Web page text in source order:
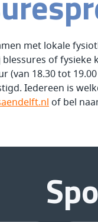
met lokale
of fysieke
(van 18.30 tot
Iedereen is
of bel